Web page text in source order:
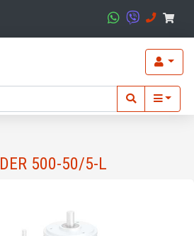
500-50/5-L